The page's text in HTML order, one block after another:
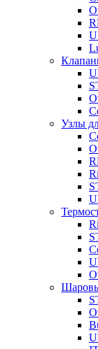
Узлы